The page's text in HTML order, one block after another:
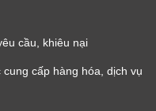
cầu, khiêu nại
cấp hàng hóa, dịch vụ